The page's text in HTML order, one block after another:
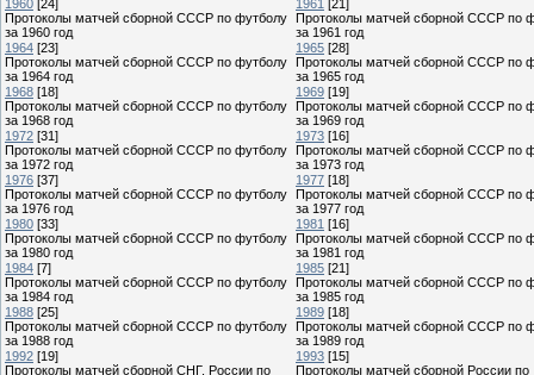
1960 [24]
Протоколы матчей сборной СССР по футболу
за 1960 год
1961 [21]
Протоколы матчей сборной СССР по
за 1961 год
1964 [23]
Протоколы матчей сборной СССР по футболу
за 1964 год
1965 [28]
Протоколы матчей сборной СССР по
за 1965 год
1968 [18]
Протоколы матчей сборной СССР по футболу
за 1968 год
1969 [19]
Протоколы матчей сборной СССР по
за 1969 год
1972 [31]
Протоколы матчей сборной СССР по футболу
за 1972 год
1973 [16]
Протоколы матчей сборной СССР по
за 1973 год
1976 [37]
Протоколы матчей сборной СССР по футболу
за 1976 год
1977 [18]
Протоколы матчей сборной СССР по
за 1977 год
1980 [33]
Протоколы матчей сборной СССР по футболу
за 1980 год
1981 [16]
Протоколы матчей сборной СССР по
за 1981 год
1984 [7]
Протоколы матчей сборной СССР по футболу
за 1984 год
1985 [21]
Протоколы матчей сборной СССР по
за 1985 год
1988 [25]
Протоколы матчей сборной СССР по футболу
за 1988 год
1989 [18]
Протоколы матчей сборной СССР по
за 1989 год
1992 [19]
Протоколы матчей сборной СНГ, России по
1993 [15]
Протоколы матчей сборной России по